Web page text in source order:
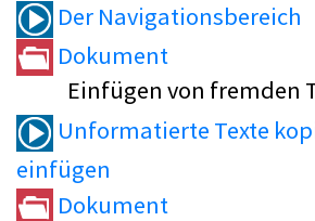
Der Navigationsbereich
Dokument
Einfügen von fremden
Unformatierte Texte
einfügen
Dokument